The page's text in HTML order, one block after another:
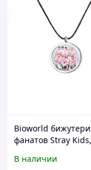
Bioworld
фанатов Stray Kids,
В наличии